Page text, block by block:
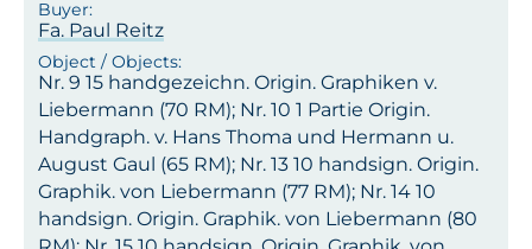
Fa. Paul Reitz
Nr. 9 15 handgezeichn. Origin. Graphiken v.
Liebermann (70 RM); Nr. 10 1 Partie Origin.
Handgraph. v. Hans Thoma und Hermann u.
August Gaul (65 RM); Nr. 13 10 handsign. Origin.
Graphik. von Liebermann (77 RM); Nr. 14 10
handsign. Origin. Graphik. von Liebermann (80